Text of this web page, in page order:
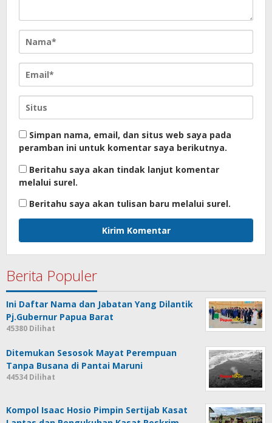
Simpan nama, email, dan situs web saya pada
peramban ini untuk komentar saya berikutnya.
Beritahu saya akan tindak lanjut komentar
melalui surel.
Beritahu saya akan tulisan baru melalui surel.
Berita Populer
Ini Daftar Nama dan Jabatan Yang Dilantik
Pj.Gubernur Papua Barat
45380 Dilihat
Ditemukan Sesosok Mayat Perempuan
Tanpa Busana di Pantai Maruni
44534 Dilihat
Kompol Isaac Hosio Pimpin Sertijab Kasat